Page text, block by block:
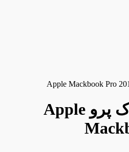
لپ تاپ مک بوک پرو Apple